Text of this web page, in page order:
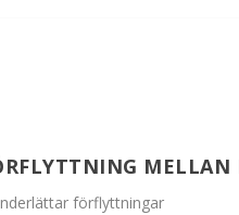
förflyttningar